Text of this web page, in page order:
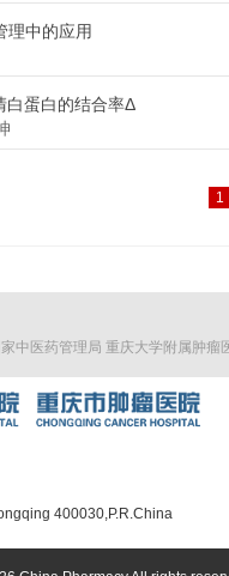
理中的应用
白蛋白的结合率Δ
1
家中医药管理局 重庆大学附属肿瘤
400030,P.R.China